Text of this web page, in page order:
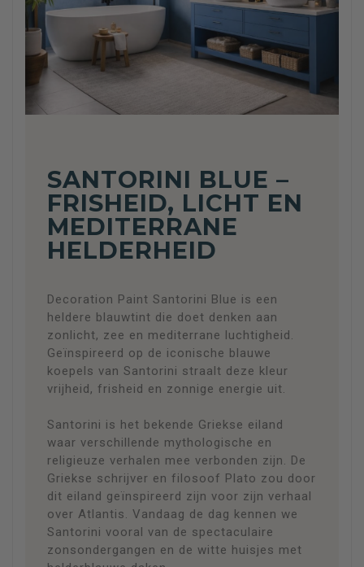
SANTORINI BLUE –
FRISHEID, LICHT EN
MEDITERRANE
HELDERHEID
Decoration Paint Santorini Blue is een
heldere blauwtint die doet denken aan
zonlicht, zee en mediterrane luchtigheid.
Geïnspireerd op de iconische blauwe
koepels van Santorini straalt deze kleur
vrijheid, frisheid en zonnige energie uit.
Santorini is het bekende Griekse eiland
waar verschillende mythologische en
religieuze verhalen mee verbonden zijn. De
Griekse schrijver en filosoof Plato zou door
dit eiland geïnspireerd zijn voor zijn verhaal
over Atlantis. Vandaag de dag kennen we
Santorini vooral van de spectaculaire
zonsondergangen en de witte huisjes met